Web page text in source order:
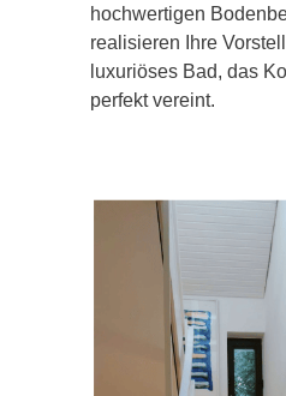
hochwertigen
realisieren Ihre
luxuriöses Bad, das
perfekt vereint.